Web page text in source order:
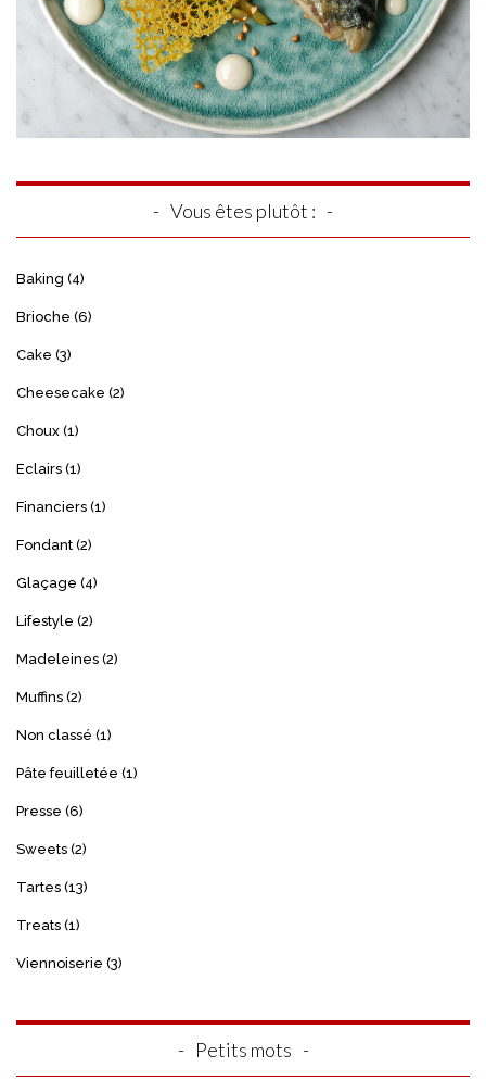
Vous êtes plutôt :
Baking (4)
Brioche (6)
Cake (3)
Cheesecake (2)
Choux (1)
Eclairs (1)
Financiers (1)
Fondant (2)
Glaçage (4)
Lifestyle (2)
Madeleines (2)
Muffins (2)
Non classé (1)
Pâte feuilletée (1)
Presse (6)
Sweets (2)
Tartes (13)
Treats (1)
Viennoiserie (3)
Petits mots